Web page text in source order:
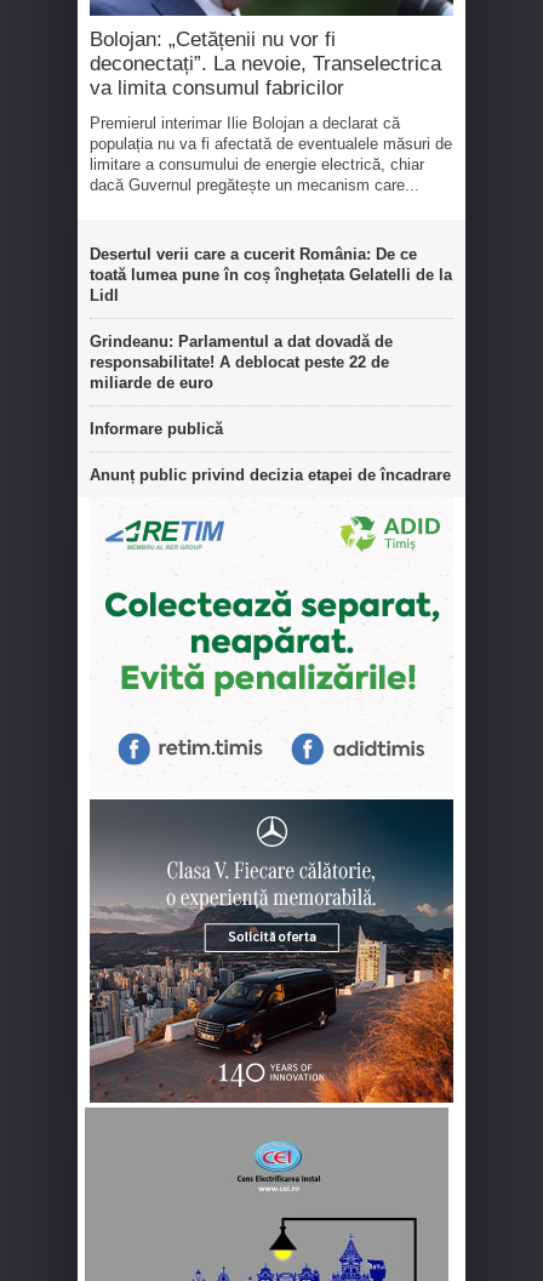
Bolojan: „Cetățenii nu vor fi
deconectați”. La nevoie, Transelectrica
va limita consumul fabricilor
Premierul interimar Ilie Bolojan a declarat că
populația nu va fi afectată de eventualele măsuri de
limitare a consumului de energie electrică, chiar
dacă Guvernul pregătește un mecanism care...
Desertul verii care a cucerit România: De ce
toată lumea pune în coș înghețata Gelatelli de la
Lidl
Grindeanu: Parlamentul a dat dovadă de
responsabilitate! A deblocat peste 22 de
miliarde de euro
Informare publică
Anunț public privind decizia etapei de încadrare